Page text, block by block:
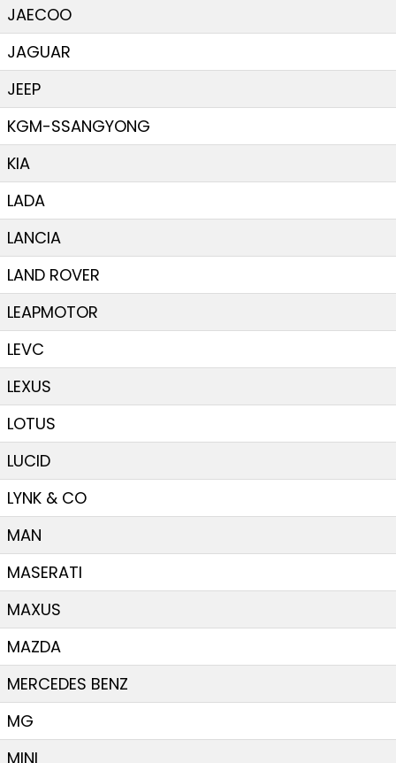
JAECOO
JAGUAR
JEEP
KGM-SSANGYONG
KIA
LADA
LANCIA
LAND ROVER
LEAPMOTOR
LEVC
LEXUS
LOTUS
LUCID
LYNK & CO
MAN
MASERATI
MAXUS
MAZDA
MERCEDES BENZ
MG
MINI